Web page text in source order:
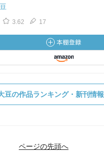
3.62 17
豆の作品ランキング・新刊情報
ページの先頭へ